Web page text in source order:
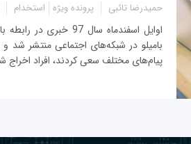
حمیدرضا تائبی پرونده ویژه استخدام
اوایل اسفندماه سال 97
بامیلو در شبکه‌های اجتماعی منتشر شد و
پیام‌های مختلف سعی کردند، افراد اخراج